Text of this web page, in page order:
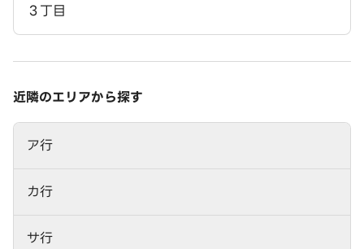
３丁目
近隣のエリアから探す
ア行
カ行
サ行